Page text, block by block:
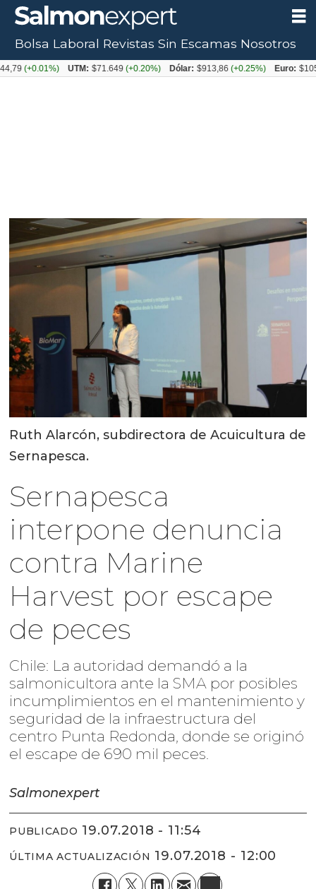
Ruth Alarcón, subdirectora de Acuicultura de
Sernapesca.
Sernapesca
interpone denuncia
contra Marine
Harvest por escape
de peces
Chile: La autoridad demandó a la
salmonicultora ante la SMA por posibles
incumplimientos en el mantenimiento y
seguridad de la infraestructura del
centro Punta Redonda, donde se originó
el escape de 690 mil peces.
Salmonexpert
PUBLICADO 19.07.2018 - 11:54
ÚLTIMA ACTUALIZACIÓN 19.07.2018 - 12:00
Bolsa Laboral Revistas Sin Escamas Nosotros
UTM: $71.649(+0.20%) Dólar: $913,86(+0.25%) Euro: $1053,08(-